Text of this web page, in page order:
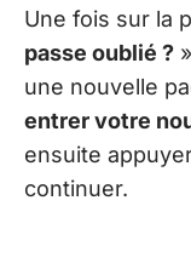
Une fois sur la
passe oublié ?
une nouvelle
entrer votre
ensuite
continuer.